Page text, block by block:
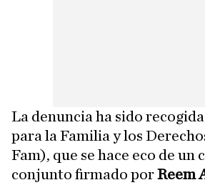
La denuncia ha sido
para la Familia y los
Fam), que se hace eco de un
conjunto firmado porReem